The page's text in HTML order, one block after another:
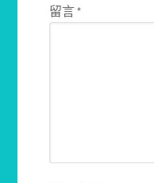
留言*